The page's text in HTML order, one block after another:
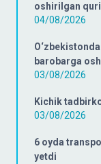
oshirilgan
04/08/2026
barobarga
03/08/2026
Kichik
03/08/2026
6 oyda
yetdi